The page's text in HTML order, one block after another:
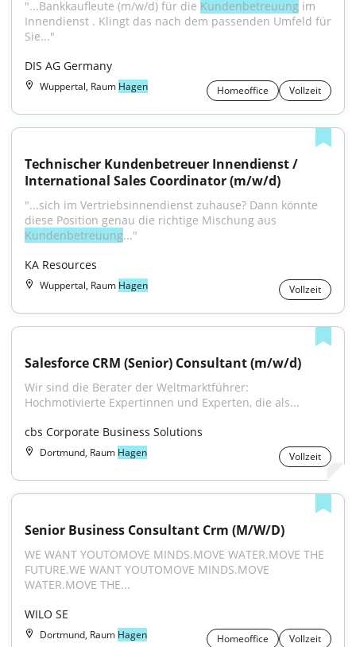
"...Bankkaufleute (m/w/d) für die Kundenbetreuung im
Innendienst . Klingt das nach dem passenden Umfeld für
Sie..."
DIS AG Germany
Wuppertal, Raum Hagen Homeoffice Vollzeit
Technischer Kundenbetreuer Innendienst /
International Sales Coordinator (m/w/d)
"...sich im Vertriebsinnendienst zuhause? Dann könnte
Kundenbetreuung..."
KA Resources
Wuppertal, Raum Hagen Vollzeit
Salesforce CRM (Senior) Consultant (m/w/d)
Wir sind die Berater der Weltmarktführer:
Hochmotivierte Expertinnen und Experten, die als...
cbs Corporate Business Solutions
Dortmund, Raum Hagen Vollzeit
Senior Business Consultant Crm (M/W/D)
WE WANT YOUTOMOVE MINDS.MOVE WATER.MOVE THE
FUTURE.WE WANT YOUTOMOVE MINDS.MOVE
WATER.MOVE THE...
WILO SE
Dortmund, Raum Hagen Homeoffice Vollzeit